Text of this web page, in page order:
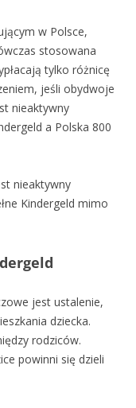
w Polsce,
stosowana
tylko różnicę
jeśli obydwoje
nieaktywny
a Polska 800
nieaktywny
Kindergeld mimo
jest ustalenie,
dziecka.
rodziców.
powinni się dzieli